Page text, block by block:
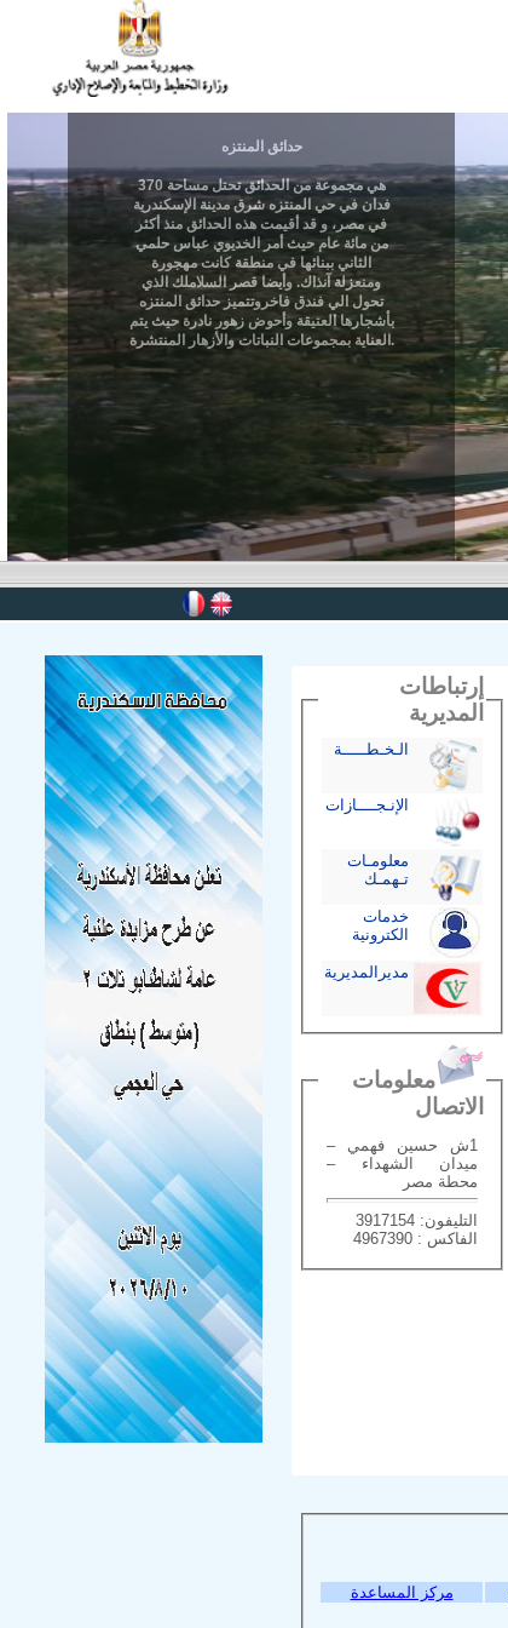
إرتباطات
المديرية
الـخـطـــــة
الإنـجــــازات
معلومـات
تـهمـك
خدمات
الكترونية
مديرالمديرية
معلومات
الاتصال
1ش حسين فهمي –
ميدان الشهداء –
محطة مصر
التليفون: 3917154
الفاكس : 4967390
مركز المساعدة